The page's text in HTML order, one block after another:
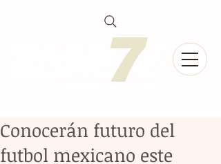
Conocerán futuro del
futbol mexicano este